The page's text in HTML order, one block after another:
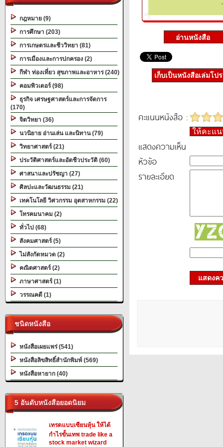
กฎหมาย (9)
การศึกษา (203)
การเกษตรและชีววิทยา (81)
การเมืองและการปกครอง (2)
กีฬา ท่องเที่ยว สุขภาพและอาหาร (240)
คอมพิวเตอร์ (98)
ธุรกิจ เศรษฐศาสตร์และการจัดการ
(170)
จิตวิทยา (36)
นวนิยาย อ่านเล่น และนิทาน (79)
วิทยาศาสตร์ (21)
ประวัติศาสตร์และอัตชีวประวัติ (60)
ศาสนาและปรัชญา (27)
ศิลปะและวัฒนธรรม (21)
เทคโนโลยี วิศวกรรม อุตสาหกรรม (22)
โทรคมนาคม (2)
ทั่วไป (68)
สังคมศาสตร์ (5)
ไม่สังกัดหมวด (2)
คณิตศาสตร์ (2)
ภาษาศาสตร์ (1)
วรรณคดี (1)
ชนิดหนังสือ
หนังสือเผยแพร่ (541)
หนังสือลิขสิทธิ์สำนักพิมพ์ (569)
หนังสือหายาก (40)
5 อันดับหนังสือยอดนิยม
เทรดแบบเซียนหุ้น ให้ได้
กำไรขั้นเทพ trade like a
stock market wizard
เก็บเป็นหนังสือเล่มโป
คะแนนหนังสือ :
ให้คะแ
แสดงความเห็น
หัวข้อ
รายละเอียด
แสดงค